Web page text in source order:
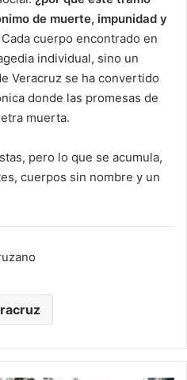
de muerte, impunidad y
Cada cuerpo encontrado en
individual, sino un
Veracruz se ha convertido
donde las promesas de
muerta.
pero lo que se acumula,
cuerpos sin nombre y un